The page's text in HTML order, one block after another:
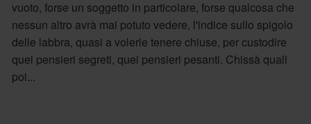
vuoto, forse un soggetto in particolare, forse qualcosa che
nessun altro avrà mai potuto vedere, l'indice sullo spigolo
delle labbra, quasi a volerle tenere chiuse, per custodire
quei pensieri segreti, quei pensieri pesanti. Chissà quali
poi...